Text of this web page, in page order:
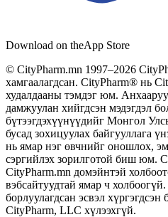
Download on theApp Store
© CityPharm.mn 1997–2026
хамгаалагдсан. CityPharm® нь
худалдааны тэмдэг юм.
дамжуулан хийгдсэн мэдэгдэл
бүтээгдэхүүнүүдийг Монгол
бусад зохицуулах байгууллага
нь ямар нэг өвчнийг оношлох,
сэргийлэх зорилготой биш юм.
CityPharm.mn домэйнтэй
вэбсайтуудтай ямар ч
борлуулагдсан эсвэл
CityPharm, LLC хүлээхгүй.